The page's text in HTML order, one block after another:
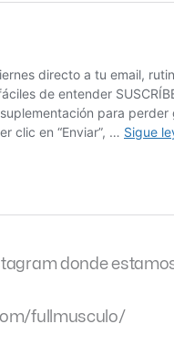
donde
fullmusculo/